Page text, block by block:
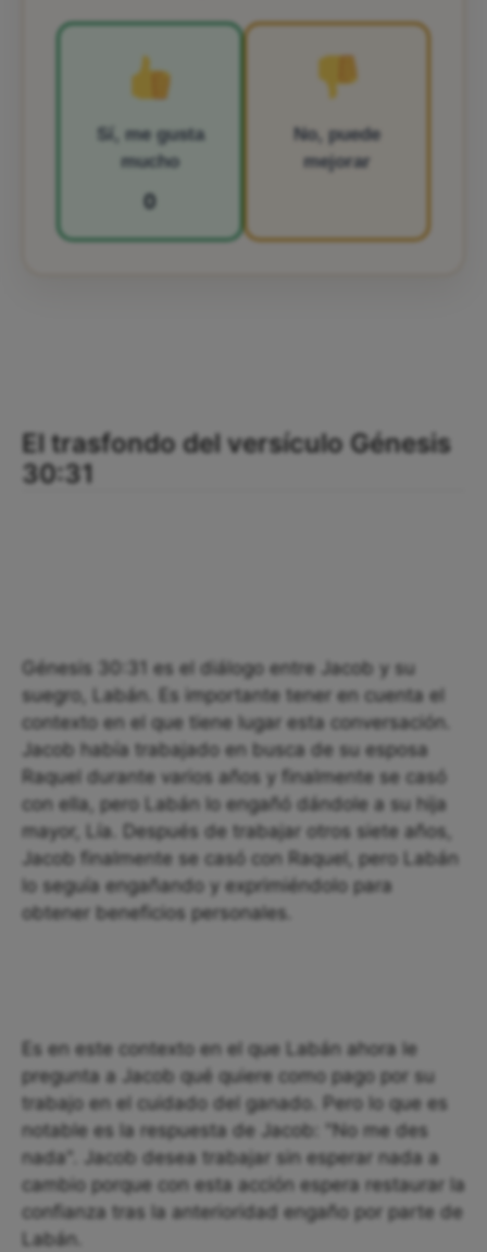
Sí, me gusta
mucho
0
No, puede
mejorar
El trasfondo del versículo Génesis
30:31
Génesis 30:31 es el diálogo entre Jacob y su
suegro, Labán. Es importante tener en cuenta el
contexto en el que tiene lugar esta conversación.
Jacob había trabajado en busca de su esposa
Raquel durante varios años y finalmente se casó
con ella, pero Labán lo engañó dándole a su hija
mayor, Lía. Después de trabajar otros siete años,
Jacob finalmente se casó con Raquel, pero Labán
lo seguía engañando y exprimiéndolo para
obtener beneficios personales.
Es en este contexto en el que Labán ahora le
pregunta a Jacob qué quiere como pago por su
trabajo en el cuidado del ganado. Pero lo que es
notable es la respuesta de Jacob: "No me des
nada". Jacob desea trabajar sin esperar nada a
cambio porque con esta acción espera restaurar la
confianza tras la anterioridad engaño por parte de
Labán.